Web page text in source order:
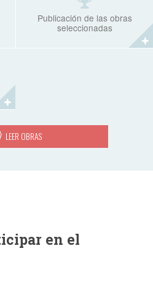
Publicación de las obras
seleccionadas
LEER OBRAS
en el